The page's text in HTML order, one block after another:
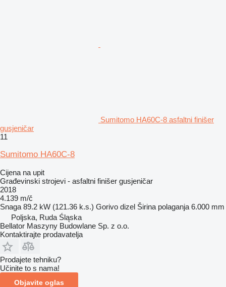
Sumitomo HA60C-8 asfaltni finišer
gusjeničar
11
Sumitomo HA60C-8
Cijena na upit
Građevinski strojevi - asfaltni finišer gusjeničar
2018
4.139 m/č
Snaga 89.2 kW (121.36 k.s.) Gorivo dizel Širina polaganja 6.000 mm
Poljska, Ruda Śląska
Bellator Maszyny Budowlane Sp. z o.o.
Kontaktirajte prodavatelja
Prodajete tehniku?
Učinite to s nama!
Objavite oglas